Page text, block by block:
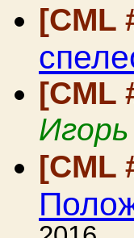
[CML
[CML
[CML